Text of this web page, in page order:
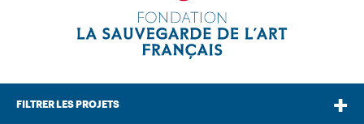
FILTRER LES PROJETS